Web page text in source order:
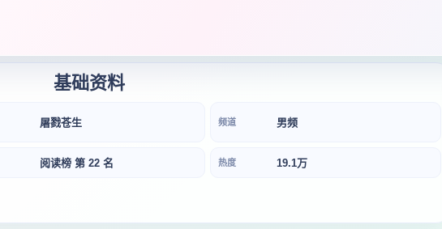
基础资料
屠戮苍生 频道 男频
阅读榜 第 22 名 热度 19.1万